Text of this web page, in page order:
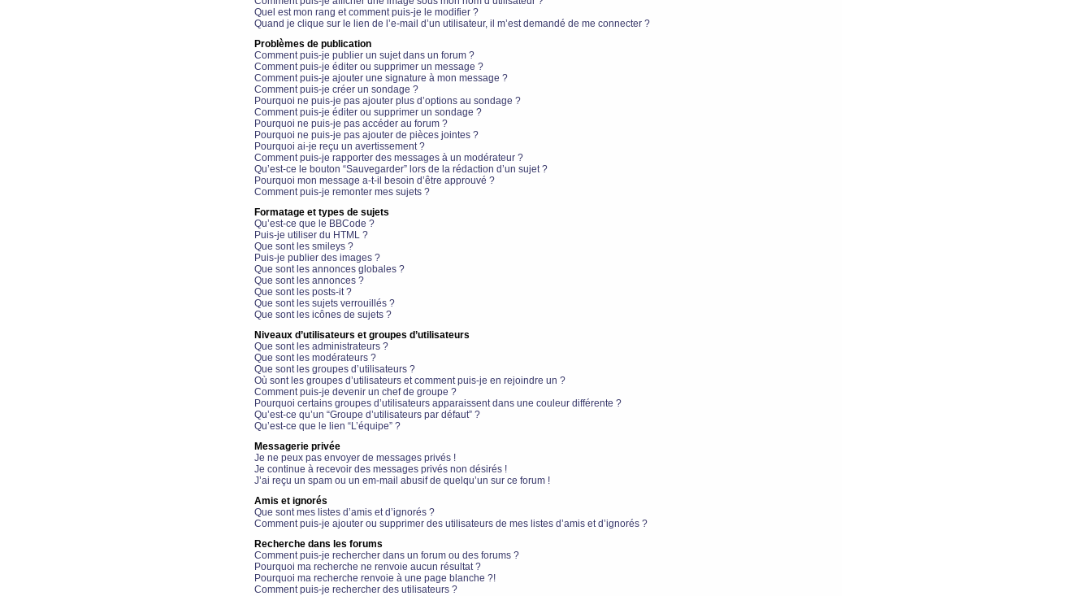
Quel est mon rang et comment puis-je le modifier ?
Quand je clique sur le lien de l’e-mail d’un utilisateur, il m’est demandé de me connecter ?
Problèmes de publication
Comment puis-je publier un sujet dans un forum ?
Comment puis-je éditer ou supprimer un message ?
Comment puis-je ajouter une signature à mon message ?
Comment puis-je créer un sondage ?
Pourquoi ne puis-je pas ajouter plus d’options au sondage ?
Comment puis-je éditer ou supprimer un sondage ?
Pourquoi ne puis-je pas accéder au forum ?
Pourquoi ne puis-je pas ajouter de pièces jointes ?
Pourquoi ai-je reçu un avertissement ?
Comment puis-je rapporter des messages à un modérateur ?
Qu’est-ce le bouton “Sauvegarder” lors de la rédaction d’un sujet ?
Pourquoi mon message a-t-il besoin d’être approuvé ?
Comment puis-je remonter mes sujets ?
Formatage et types de sujets
Qu’est-ce que le BBCode ?
Puis-je utiliser du HTML ?
Que sont les smileys ?
Puis-je publier des images ?
Que sont les annonces globales ?
Que sont les annonces ?
Que sont les posts-it ?
Que sont les sujets verrouillés ?
Que sont les icônes de sujets ?
Niveaux d’utilisateurs et groupes d’utilisateurs
Que sont les administrateurs ?
Que sont les modérateurs ?
Que sont les groupes d’utilisateurs ?
Où sont les groupes d’utilisateurs et comment puis-je en rejoindre un ?
Comment puis-je devenir un chef de groupe ?
Pourquoi certains groupes d’utilisateurs apparaissent dans une couleur différente ?
Qu’est-ce qu’un “Groupe d’utilisateurs par défaut” ?
Qu’est-ce que le lien “L’équipe” ?
Messagerie privée
Je ne peux pas envoyer de messages privés !
Je continue à recevoir des messages privés non désirés !
J’ai reçu un spam ou un em-mail abusif de quelqu’un sur ce forum !
Amis et ignorés
Que sont mes listes d’amis et d’ignorés ?
Comment puis-je ajouter ou supprimer des utilisateurs de mes listes d’amis et d’ignorés ?
Recherche dans les forums
Comment puis-je rechercher dans un forum ou des forums ?
Pourquoi ma recherche ne renvoie aucun résultat ?
Pourquoi ma recherche renvoie à une page blanche ?!
Comment puis-je rechercher des utilisateurs ?